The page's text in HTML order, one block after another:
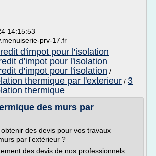
14:15:53
prv-17.fr
d'impot pour l'isolation
d'impot pour l'isolation
d'impot pour l'isolation /
thermique par l'exterieur / 3
thermique
des murs par
des devis pour vos travaux
par l'extérieur ?
des devis de nos professionnels